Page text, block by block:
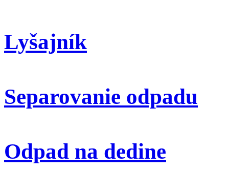
Lyšajník
Separovanie odpadu
Odpad na dedine